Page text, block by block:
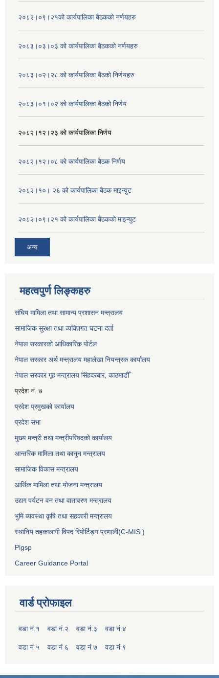
२०८२।०९।२१को कार्यपालिका बैठकको नर्णयहरु
२०८३।०३।०३ को कार्यपालिका बैठकको नर्णयहरु
२०८३।०२।२८ को कार्यपालिका बैठको निर्णयहरु
२०८३।०१।०२ को कार्यपालिका बैठको निर्णय
२०८२।१२।२३ को कार्यपालिका निर्णय
२०८२।१२।०८ को कार्यपालिका बैठक निर्णय
२०८२।१०। २६ को कार्यपालिका बैठक माइन्युट
२०८२।०९।२१ को कार्यपालिका बैठकको माइन्युट
अन्य
महत्वपुर्ण लिङ्कहरु
संघिय मामिला तथा सामान्य प्रशासन मन्त्रालय
सामाजिक सुरक्षा तथा व्यक्तिगत घटना दर्ता
नेपाल सरकारको आधिकारिक पोर्टल
नेपाल सरकार अर्थ मन्त्रालय महालेखा नियन्त्रक कार्यालय
नेपाल सरकार गृह मन्त्रालय सिंहदरबार, काठमाडौँ
प्रदेश नं. ७
प्रदेश प्रमुखको कार्यालय
प्रदेश सभा
मुख्य मन्त्री तथा मन्त्रीपरिषदको कार्यालय
आन्तरिक मामिला तथा कानुन मन्त्रालय
सामाजिक विकास मन्त्रालय
आर्थिक मामिला तथा योजना मन्त्रालय
उद्यग पर्यटन वन तथा वातावरण मन्त्रालय
भुमि ब्यवस्था कृषि तथा सहकारी मन्त्रालय
स्थानिय तहकालागी विपद रिपोर्टिङ्ग प्रणाली(C-MIS )
Plgsp
Career Guidance Portal
वार्ड प्रोफाइल
वडा नं.१ वडा नं.२ वडा नं.३ वडा नं ४
वडा नं ५ वडा नं ६ वडा नं ७ वडा नं ९